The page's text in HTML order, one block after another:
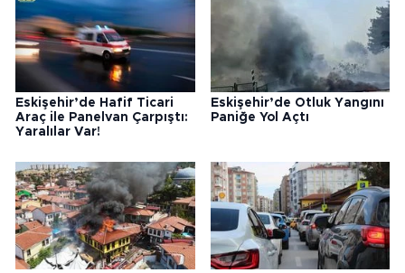
Eskişehir’de Hafif Ticari
Araç ile Panelvan Çarpıştı:
Yaralılar Var!
Eskişehir’de Otluk Yangını
Paniğe Yol Açtı